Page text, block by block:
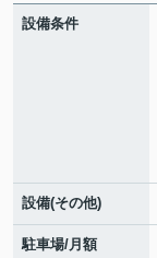
設備条件
設備(その他)
駐車場/月額